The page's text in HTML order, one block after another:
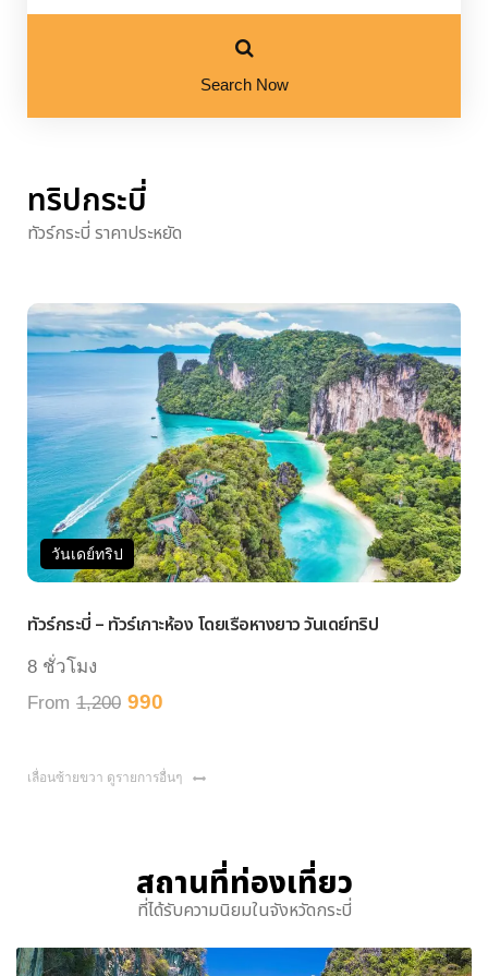
Search Now
ทริปกระบี่
ทัวร์กระบี่ ราคาประหยัด
วันเดย์ทริป
ทัวร์กระบี่ – ทัวร์เกาะห้อง โดยเรือหางยาว วันเดย์ทริป
8 ชั่วโมง
From 1,200 990
เลื่อนซ้ายขวา ดูรายการอื่นๆ
สถานที่ท่องเที่ยว
ที่ได้รับความนิยมในจังหวัดกระบี่